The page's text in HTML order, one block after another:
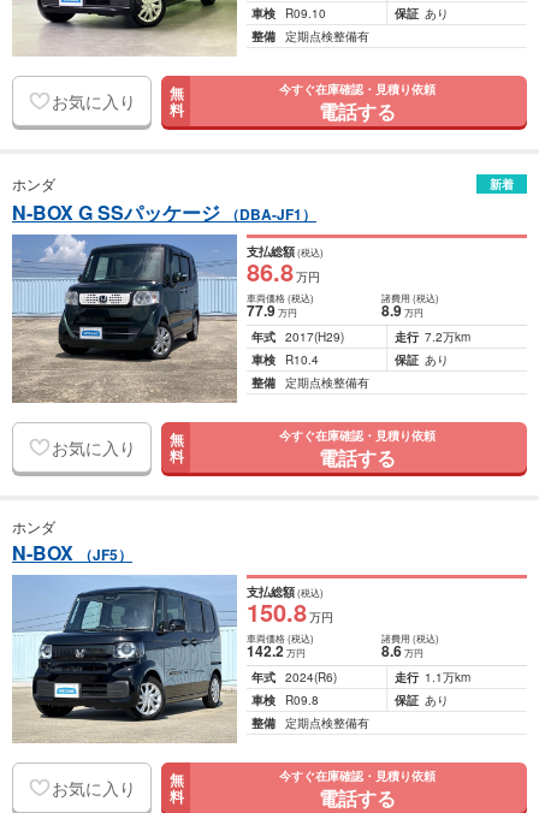
車検
R09.10 保証 あり
整備 定期点検整備有
お気に入り 無
料
今すぐ在庫確認・見積り依頼
電話する
ホンダ 新着
N-BOX G SSパッケージ （DBA-JF1）
支払総額(税込)
86.8万円
車両価格(税込)
77.9万円
諸費用 (税込)
8.9 万円
年式 2017(H29) 走行 7.2万km
車検
R10.4 保証 あり
整備 定期点検整備有
お気に入り 無
料
今すぐ在庫確認・見積り依頼
電話する
ホンダ
N-BOX （JF5）
支払総額(税込)
150.8万円
車両価格(税込)
142.2万円
諸費用 (税込)
8.6 万円
年式 2024(R6) 走行 1.1万km
車検
R09.8 保証 あり
整備 定期点検整備有
お気に入り 無
料
今すぐ在庫確認・見積り依頼
電話する